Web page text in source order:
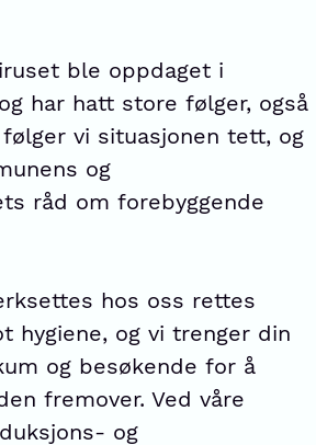
ble oppdaget i
har hatt store følger, også
følger vi situasjonen tett, og
og
råd om forebyggende
hos oss rettes
hygiene, og vi trenger din
og besøkende for å
fremover. Ved våre
og